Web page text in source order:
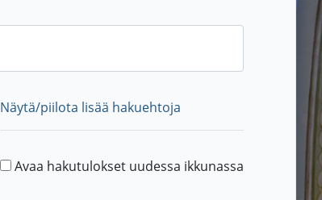
Näytä/piilota lisää hakuehtoja
Avaa hakutulokset uudessa ikkunassa